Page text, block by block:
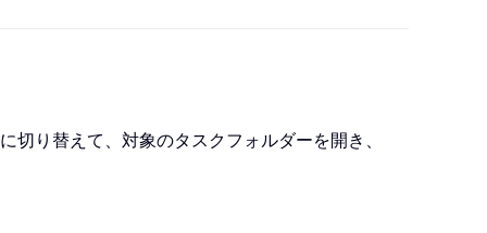
り替えて、対象のタスクフォルダーを開き、